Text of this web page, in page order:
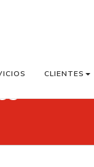
CLIENTES